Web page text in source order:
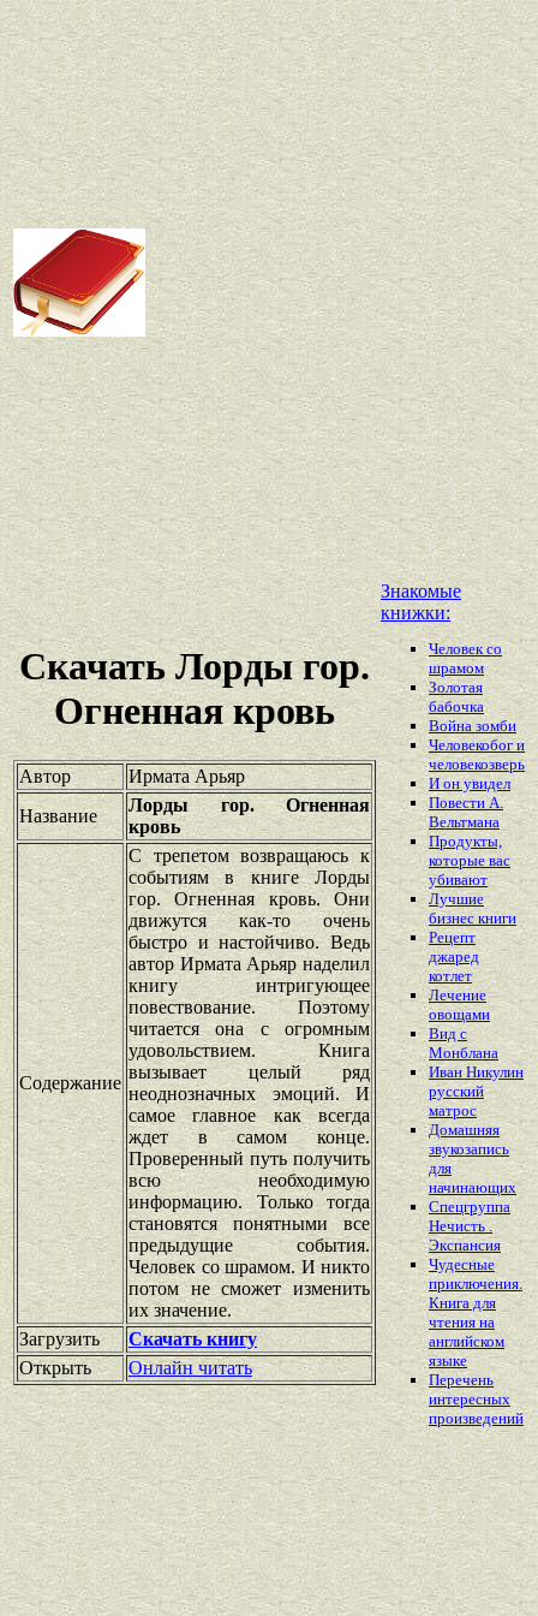
Скачать Лорды гор.
Огненная кровь
Автор
Ирмата Арьяр
Название
Лорды гор. Огненная
кровь
Содержание
С трепетом возвращаюсь к
событиям в книге Лорды
гор. Огненная кровь. Они
движутся как-то очень
быстро и настойчиво. Ведь
автор Ирмата Арьяр наделил
книгу интригующее
повествование. Поэтому
читается она с огромным
удовольствием. Книга
вызывает целый ряд
неоднозначных эмоций. И
самое главное как всегда
ждет в самом конце.
Проверенный путь получить
всю необходимую
информацию. Только тогда
становятся понятными все
предыдущие события.
Человек со шрамом. И никто
потом не сможет изменить
их значение.
Загрузить
Скачать книгу
Открыть
Онлайн читать
Знакомые
книжки:
Человек со
шрамом
Золотая
бабочка
Война зомби
Человекобог и
человекозверь
И он увидел
Повести А.
Вельтмана
Продукты,
которые вас
убивают
Лучшие
бизнес книги
Рецепт
джаред
котлет
Лечение
овощами
Вид с
Монблана
Иван Никулин
русский
матрос
Домашняя
звукозапись
для
начинающих
Спецгруппа
Нечисть .
Экспансия
Чудесные
приключения.
Книга для
чтения на
английском
языке
Перечень
интересных
произведений